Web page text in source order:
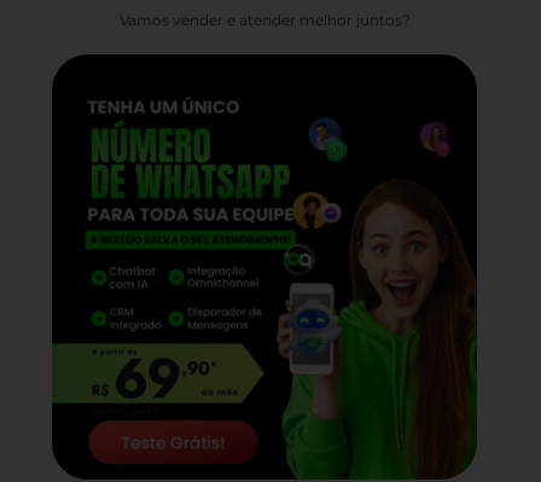
Vamos vender e atender melhor juntos?